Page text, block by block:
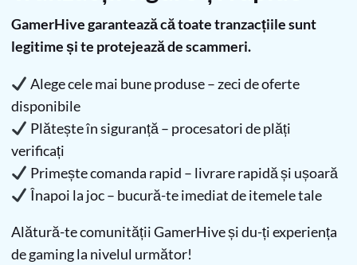
GamerHive garantează că toate tranzacțiile sunt
legitime și te protejează de scammeri.
Alege cele mai bune produse – zeci de oferte
disponibile
Plătește în siguranță – procesatori de plăți
verificați
Primește comanda rapid – livrare rapidă și ușoară
Înapoi la joc – bucură-te imediat de itemele tale
Alătură-te comunității GamerHive și du-ți experiența
de gaming la nivelul următor!